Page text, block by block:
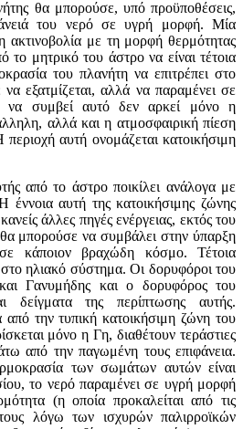
θα μπορούσε, υπό προϋποθέσεις,
του νερό σε υγρή μορφή. Μία
ακτινοβολία με τη μορφή θερμότητας
το μητρικό του άστρο να είναι τέτοια
του πλανήτη να επιτρέπει στο
εξατμίζεται, αλλά να παραμένει σε
να συμβεί αυτό δεν αρκεί μόνο η
αλλά και η ατμοσφαιρική πίεση
αυτή ονομάζεται κατοικήσιμη
από το άστρο ποικίλει ανάλογα με
αυτή της κατοικήσιμης ζώνης
άλλες πηγές ενέργειας, εκτός του
μπορούσε να συμβάλει στην ύπαρξη
κάποιον βραχώδη κόσμο. Τέτοια
ηλιακό σύστημα. Οι δορυφόροι του
Γανυμήδης και ο δορυφόρος του
δείγματα της περίπτωσης αυτής.
από την τυπική κατοικήσιμη ζώνη του
μόνο η Γη, διαθέτουν τεράστιες
από την παγωμένη τους επιφάνεια.
των σωμάτων αυτών είναι
το νερό παραμένει σε υγρή μορφή
(η οποία προκαλείται από τις
λόγω των ισχυρών παλιρροϊκών